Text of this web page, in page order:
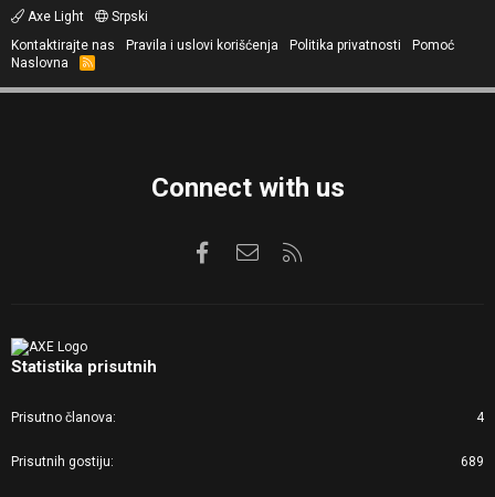
Axe Light
Srpski
Kontaktirajte nas
Pravila i uslovi korišćenja Politika privatnosti
Pomoć
Naslovna
R
S
Connect with us
FacebookKontaktirajte nas
Statistika prisutnih
Prisutno članova 4
Prisutnih gostiju 689